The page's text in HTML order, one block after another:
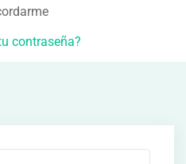
contraseña?